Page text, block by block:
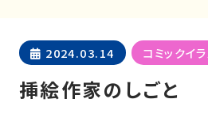
2024.03.14 コミックイ
挿絵作家のしごと